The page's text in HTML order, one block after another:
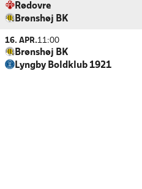
Rødovre
Brønshøj BK
16. APR.11:00
Brønshøj BK
Lyngby Boldklub 1921